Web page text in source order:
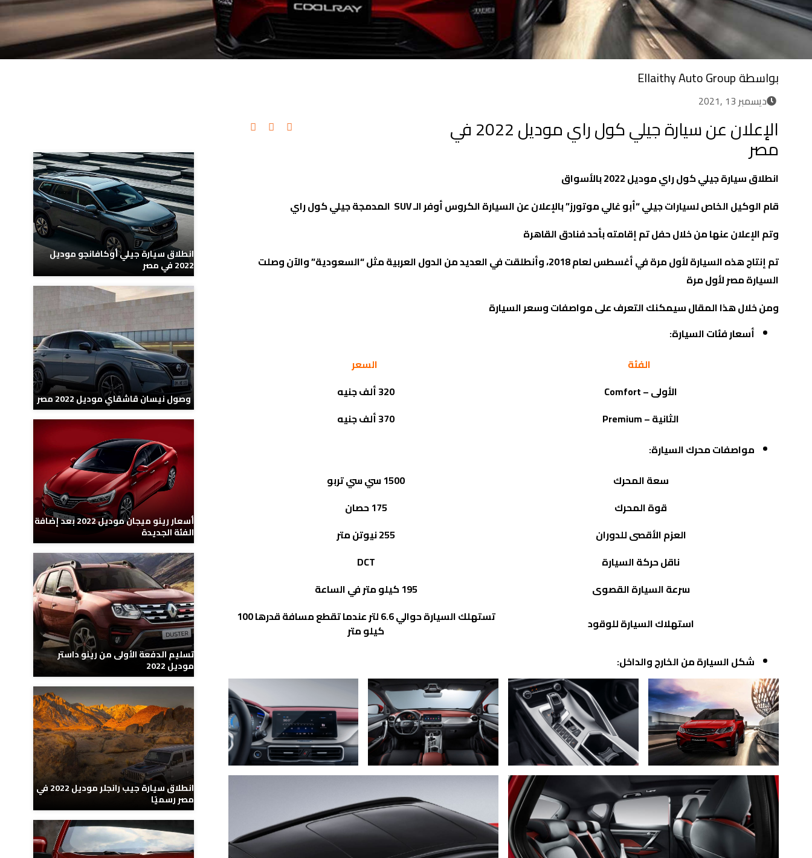
بواسطةEllaithy Auto Group
ديسمبر 13 ,2021
الإعلان عن سيارة جيلي كول راي موديل 2022 في
مصر
انطلاق سيارة جيلي كول راي موديل 2022 بالأسواق
قام الوكيل الخاص لسيارات جيلي “أبو غالي موتورز” بالإعلان عن السيارة الكروس أوفر الـSUV المدمجة جيلي كول راي
وتم الإعلان عنها من خلال حفل تم إقامته بأحد فنادق القاهرة
تم إنتاج هذه السيارة لأول مرة في أغسطس لعام 2018، وأنطلقت في العديد من الدول العربية مثل “السعودية” والآن وصلت
السيارة مصر لأول مرة
ومن خلال هذا المقال سيمكنك التعرف على مواصفات وسعر السيارة
أسعار فئات السيارة:
الفئة
السعر
الأولى –Comfort
320 ألف جنيه
الثانية –Premium
370 ألف جنيه
مواصفات محرك السيارة:
سعة المحرك
1500 سي سي تربو
قوة المحرك
175 حصان
العزم الأقصى للدوران
255 نيوتن متر
ناقل حركة السيارة
DCT
سرعة السيارة القصوى
195 كيلو متر في الساعة
استهلاك السيارة للوقود
تستهلك السيارة حوالي 6.6 لتر عندما تقطع مسافة قدرها 100
كيلو متر
شكل السيارة من الخارج والداخل:
انطلاق سيارة جيلي أوكافانجو موديل
2022 في مصر
وصول نيسان قاشقاي موديل 2022 مصر
أسعار رينو ميجان موديل 2022 بعد إضافة
الفئة الجديدة
تسليم الدفعة الأولى من رينو داستر
موديل 2022
انطلاق سيارة جيب رانجلر موديل 2022 في
مصر رسميًا